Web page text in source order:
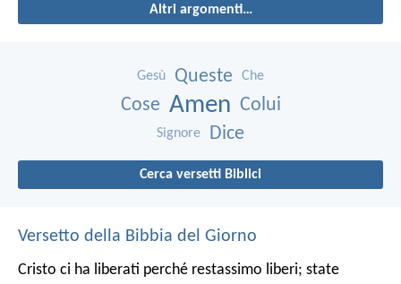
Altri argomenti…
Gesù Queste Che
Cose Amen Colui
Signore Dice
Cerca versetti Biblici
Versetto della Bibbia del Giorno
Cristo ci ha liberati perché restassimo liberi; state